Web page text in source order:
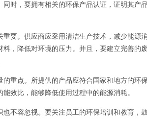
同时，要拥有相关的环保产品认证，证明其产
重要。供应商应采用清洁生产技术，减少能源
料，降低对环境的压力。并且，要建立完善的
的重点。所提供的产品应符合国家和地方的环
效比，能够降低使用过程中的能源消耗。
也不容忽视。要关注员工的环保培训和教育，